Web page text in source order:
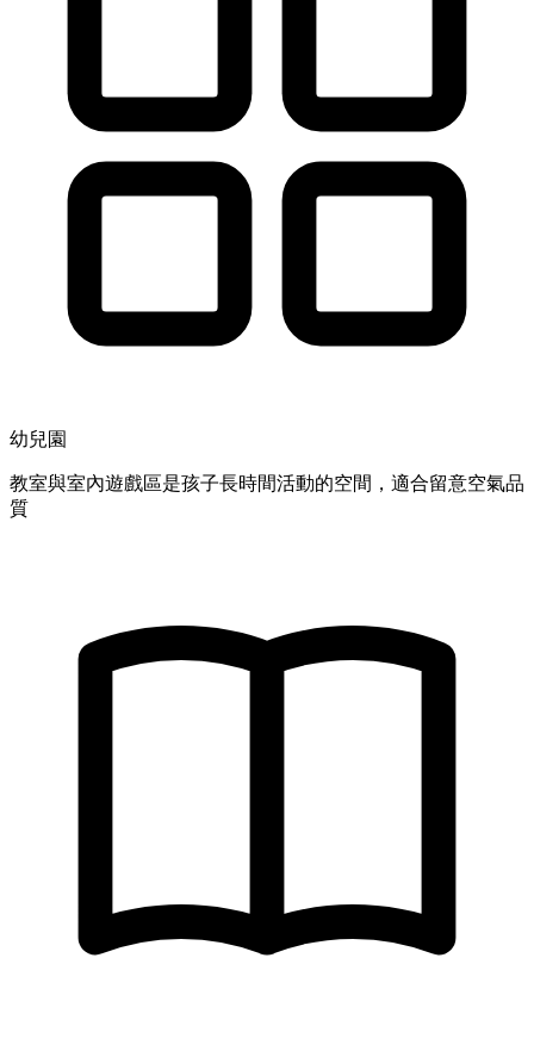
幼兒園
教室與室內遊戲區是孩子長時間活動的空間，適合留意空氣品
質